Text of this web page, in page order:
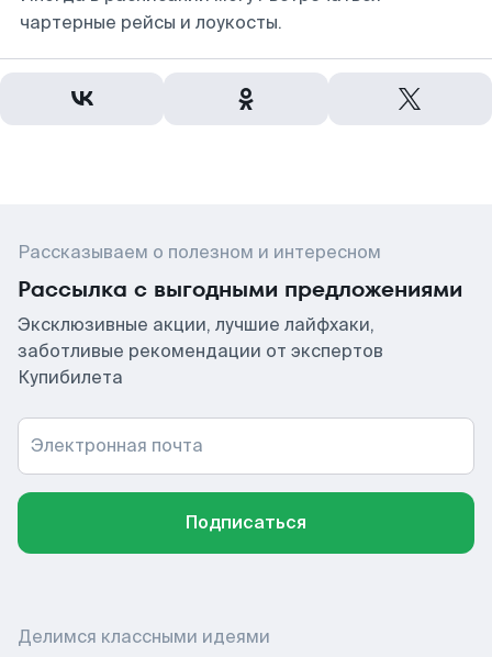
чартерные рейсы и лоукосты.
Рассказываем о полезном и интересном
Рассылка с выгодными предложениями
Эксклюзивные акции, лучшие лайфхаки,
заботливые рекомендации от экспертов
Купибилета
Электронная почта
Подписаться
Делимся классными идеями